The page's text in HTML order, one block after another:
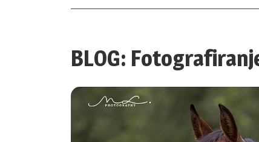
BLOG: